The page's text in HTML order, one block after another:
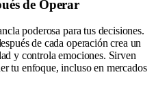
de Operar
poderosa para tus decisiones.
de cada operación crea un
y controla emociones. Sirven
tu enfoque, incluso en mercados